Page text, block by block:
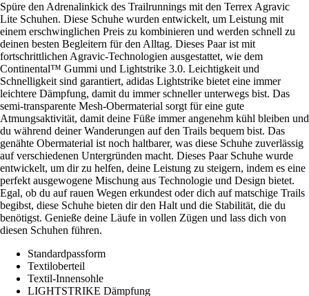
Spüre den Adrenalinkick des Trailrunnings mit den Terrex Agravic
Lite Schuhen. Diese Schuhe wurden entwickelt, um Leistung mit
einem erschwinglichen Preis zu kombinieren und werden schnell zu
deinen besten Begleitern für den Alltag. Dieses Paar ist mit
fortschrittlichen Agravic-Technologien ausgestattet, wie dem
Continental™ Gummi und Lightstrike 3.0. Leichtigkeit und
Schnelligkeit sind garantiert, adidas Lightstrike bietet eine immer
leichtere Dämpfung, damit du immer schneller unterwegs bist. Das
semi-transparente Mesh-Obermaterial sorgt für eine gute
Atmungsaktivität, damit deine Füße immer angenehm kühl bleiben und
du während deiner Wanderungen auf den Trails bequem bist. Das
genähte Obermaterial ist noch haltbarer, was diese Schuhe zuverlässig
auf verschiedenen Untergründen macht. Dieses Paar Schuhe wurde
entwickelt, um dir zu helfen, deine Leistung zu steigern, indem es eine
perfekt ausgewogene Mischung aus Technologie und Design bietet.
Egal, ob du auf rauen Wegen erkundest oder dich auf matschige Trails
begibst, diese Schuhe bieten dir den Halt und die Stabilität, die du
benötigst. Genieße deine Läufe in vollen Zügen und lass dich von
diesen Schuhen führen.
Standardpassform
Textiloberteil
Textil-Innensohle
LIGHTSTRIKE Dämpfung